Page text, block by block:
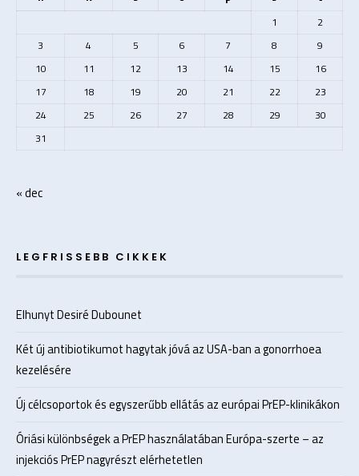
1
2
3
4 5 6 7 8
9
10
11 12 13 14 15
16
17
18 19 20 21 22
23
24
25 26 27 28 29
30
31
« dec
LEGFRISSEBB CIKKEK
Elhunyt Desiré Dubounet
Két új antibiotikumot hagytak jóvá az USA-ban a gonorrhoea
kezelésére
Új célcsoportok és egyszerűbb ellátás az európai PrEP-klinikákon
Óriási különbségek a PrEP használatában Európa-szerte – az
injekciós PrEP nagyrészt elérhetetlen